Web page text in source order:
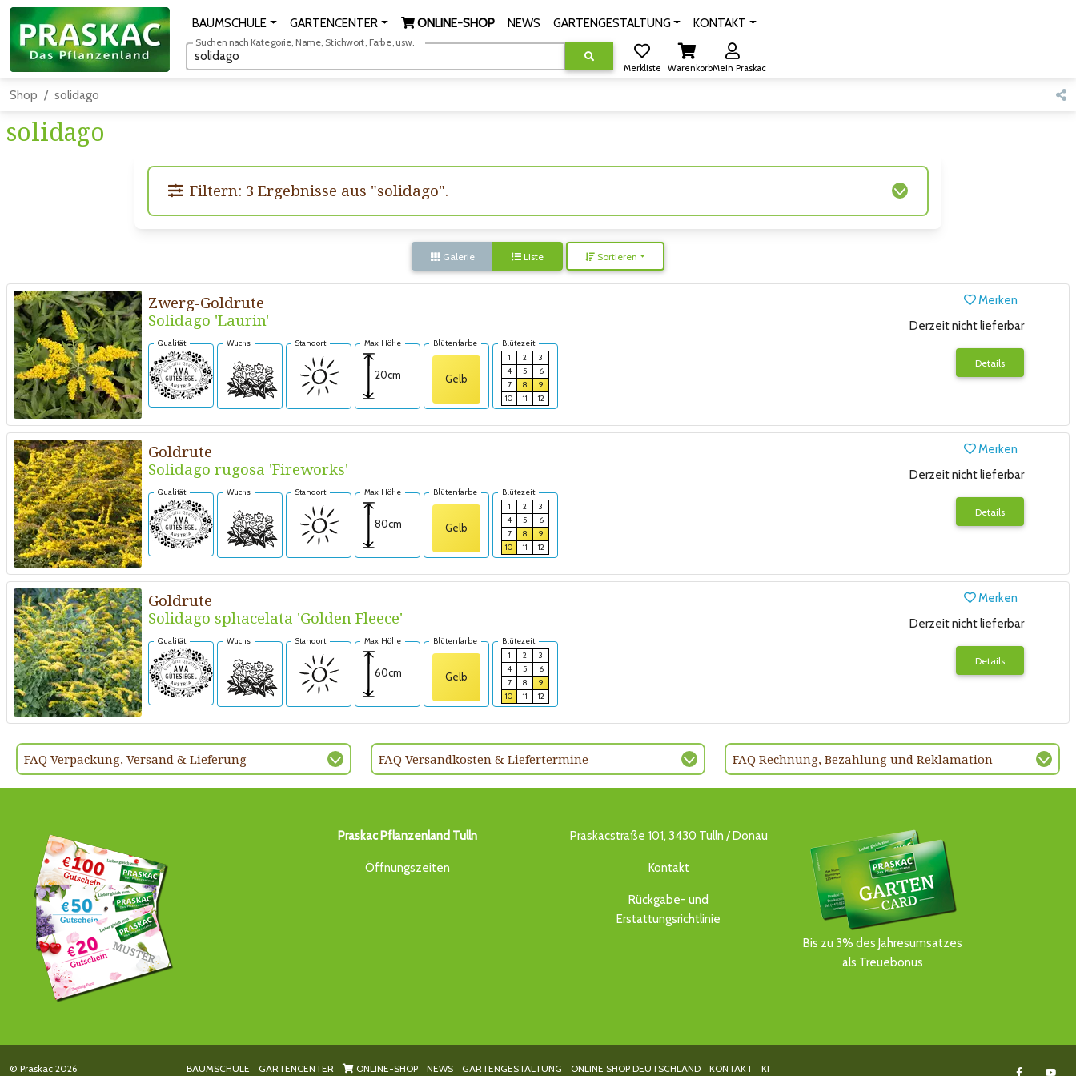
BAUMSCHULE GARTENCENTER ONLINE-SHOP NEWS GARTENGESTALTUNG KONTAKT
Suchen nach Kategorie, Name, Stichwort, Farbe, usw.
Merkliste WarenkorbMein Praskac
Shop solidago
solidago
Filtern: 3 Ergebnisse aus "solidago".
Galerie Liste Sortieren
Zwerg-Goldrute
Solidago 'Laurin'
Qualität Wuchs Standort Max. Höhe
20cm
Blütenfarbe
Gelb
Blütezeit
1
2
3
4
5
6
7
8
9
10
11 12
Merken
Derzeit nicht lieferbar
Details
Goldrute
Solidago rugosa 'Fireworks'
Qualität Wuchs Standort Max. Höhe
80cm
Blütenfarbe
Gelb
Blütezeit
1
2
3
4
5
6
7
8
9
10
11 12
Merken
Derzeit nicht lieferbar
Details
Goldrute
Solidago sphacelata 'Golden Fleece'
Qualität Wuchs Standort Max. Höhe
60cm
Blütenfarbe
Gelb
Blütezeit
1
2
3
4
5
6
7
8
9
10
11 12
Merken
Derzeit nicht lieferbar
Details
FAQ Verpackung, Versand & Lieferung FAQ Versandkosten & Liefertermine FAQ Rechnung, Bezahlung und Reklamation
Praskac Pflanzenland Tulln
Öffnungszeiten
Praskacstraße 101, 3430 Tulln / Donau
Kontakt
Rückgabe- und
Erstattungsrichtlinie
Bis zu 3% des Jahresumsatzes
als Treuebonus
© Praskac 2026 BAUMSCHULE GARTENCENTER ONLINE-SHOP NEWS GARTENGESTALTUNG ONLINE SHOP DEUTSCHLAND KONTAKT KI